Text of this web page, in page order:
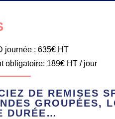
journée : 635€ HT
obligatoire: 189€ HT / jour
DE REMISES
GROUPÉES,
DURÉE…